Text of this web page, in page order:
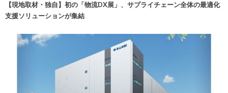
【現地取材・独自】初の「物流DX展」、サプライチェーン全体の最適化
支援ソリューションが集結